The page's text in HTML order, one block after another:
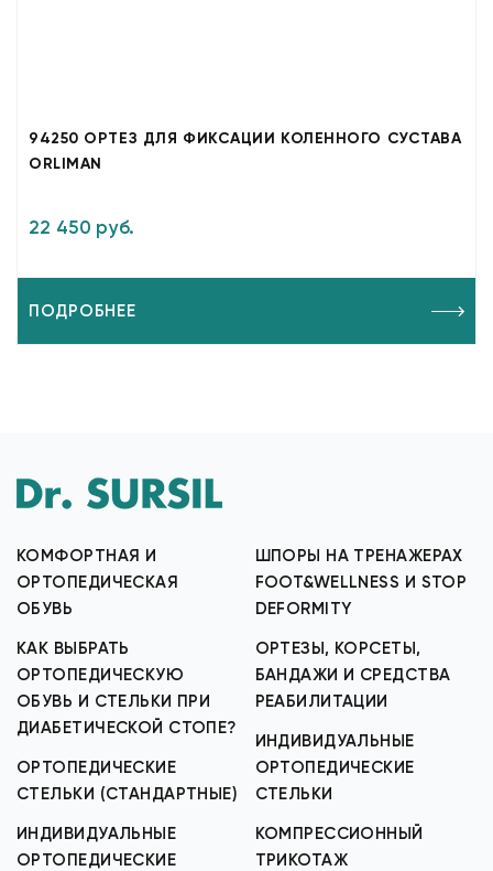
94250 ОРТЕЗ ДЛЯ ФИКСАЦИИ КОЛЕННОГО СУСТАВА
ORLIMAN
22 450 руб.
ПОДРОБНЕЕ
КОМФОРТНАЯ И
ОРТОПЕДИЧЕСКАЯ
ОБУВЬ
КАК ВЫБРАТЬ
ОРТОПЕДИЧЕСКУЮ
ОБУВЬ И СТЕЛЬКИ ПРИ
ДИАБЕТИЧЕСКОЙ СТОПЕ?
ОРТОПЕДИЧЕСКИЕ
СТЕЛЬКИ (СТАНДАРТНЫЕ)
ИНДИВИДУАЛЬНЫЕ
ОРТОПЕДИЧЕСКИЕ
ШПОРЫ НА ТРЕНАЖЕРАХ
FOOT&WELLNESS И STOP
DEFORMITY
ОРТЕЗЫ, КОРСЕТЫ,
БАНДАЖИ И СРЕДСТВА
РЕАБИЛИТАЦИИ
ИНДИВИДУАЛЬНЫЕ
ОРТОПЕДИЧЕСКИЕ
СТЕЛЬКИ
КОМПРЕССИОННЫЙ
ТРИКОТАЖ